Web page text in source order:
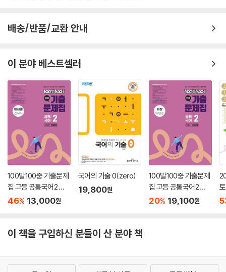
배송/반품/교환 안내
이 분야 베스트셀러
100발100중 기출문제
집 고등 공통국어2 미
래엔 신유식 (2026년
46% 13,000원
국어의 기술 0(zero)
19,800원
100발100중 기출문제
집 고등 공통국어2 비
상 박영민 (2026년용)
20% 19,100원
이 책을 구입하신 분들이 산 분야 책